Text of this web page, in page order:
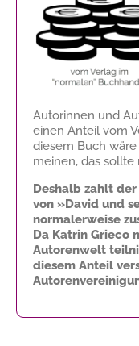
Autorinnen und
einen Anteil vom
diesem Buch
meinen, das sollte
Deshalb zahlt
von »David und
normalerweise
Da Katrin Grieco
Autorenwelt
diesem Anteil